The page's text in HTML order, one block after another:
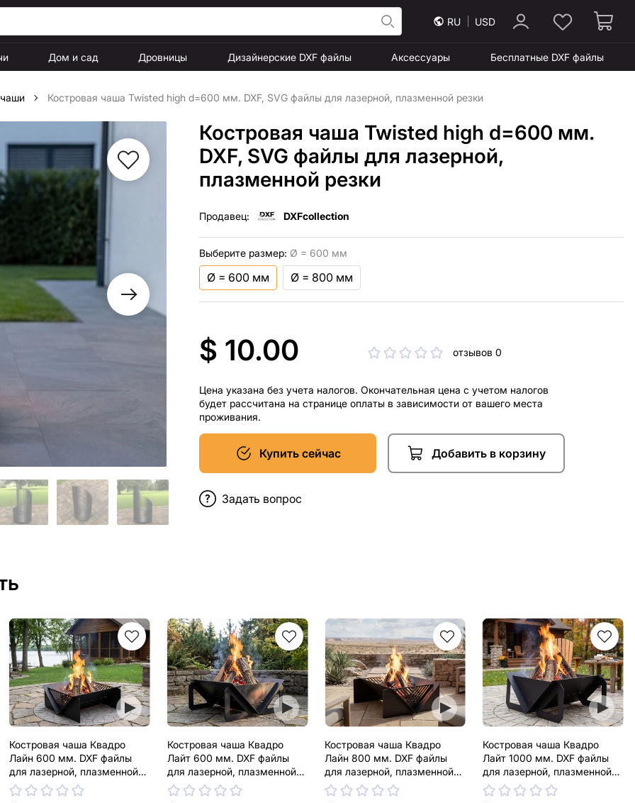
RU USD
Дом и сад Дровницы Дизайнерские DXF файлы Аксессуары Бесплатные DXF файлы
Костровая чаша Twisted high d=600 мм. DXF, SVG файлы для лазерной, плазменной резки
Костровая чаша Twisted high d=600 мм.
DXF, SVG файлы для лазерной,
плазменной резки
Продавец: DXFcollection
Выберите размер: Ø = 600 мм
Ø = 600 мм Ø = 800 мм
$ 10.00 отзывов 0
Цена указана без учета налогов. Окончательная цена с учетом налогов
будет рассчитана на странице оплаты в зависимости от вашего места
проживания.
Купить сейчас Добавить в корзину
Задать вопрос
Костровая чаша Квадро
Лайн 600 мм. DXF файлы
для лазерной, плазменной
резки
Костровая чаша Квадро
Лайт 600 мм. DXF файлы
для лазерной, плазменной
резки
Костровая чаша Квадро
Лайн 800 мм. DXF файлы
для лазерной, плазменной
резки
Костровая чаша Квадро
Лайт 1000 мм. DXF файлы
для лазерной, плазменной
резки